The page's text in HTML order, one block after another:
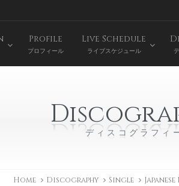
Profile
プロフィール
Live Schedule
ライブスケジュール
ディスコグラフィ
Home Discography Single